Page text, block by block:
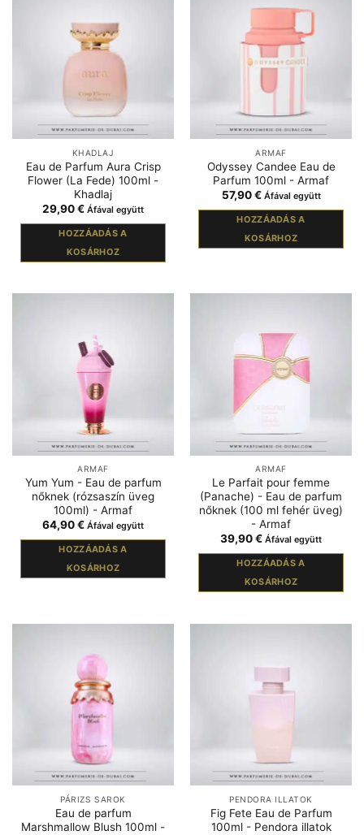
KHADLAJ
Eau de Parfum Aura Crisp
Flower (La Fede) 100ml -
Khadlaj
29,90€ Áfával együtt
HOZZÁADÁS A
KOSÁRHOZ
ARMAF
Odyssey Candee Eau de
Parfum 100ml - Armaf
57,90€ Áfával együtt
HOZZÁADÁS A
KOSÁRHOZ
ARMAF
Yum Yum - Eau de parfum
nőknek (rózsaszín üveg
100ml) - Armaf
64,90€ Áfával együtt
HOZZÁADÁS A
KOSÁRHOZ
ARMAF
Le Parfait pour femme
(Panache) - Eau de parfum
nőknek (100 ml fehér üveg)
- Armaf
39,90€ Áfával együtt
HOZZÁADÁS A
KOSÁRHOZ
PÁRIZS SAROK
Eau de parfum
Marshmallow Blush 100ml -
PENDORA ILLATOK
Fig Fete Eau de Parfum
100ml - Pendora illatok